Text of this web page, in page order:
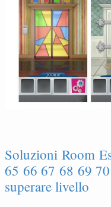
Soluzioni Room
65 66 67 68 69
superare livello